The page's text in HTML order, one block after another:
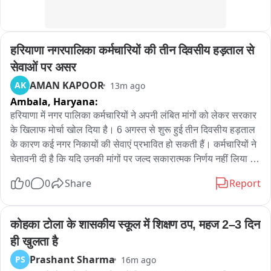
Security officials say the method closely resembles attacks
typically associated with The Resistance Front (TRF), a
Lashkar-linked outfit that relies on locally recruited
operatives and overground workers to execute swift
targeted shootings before blending back into civilian
populations
हरियाणा नगरपालिका कर्मचारियों की तीन दिवसीय हड़ताल से
सेवाओं पर असर
AK AMAN KAPOOR 13m ago
Ambala, Haryana:
हरियाणा में नगर पालिका कर्मचारियों ने अपनी लंबित मांगों को लेकर सरकार
के खिलाफ मोर्चा खोल दिया है। 6 अगस्त से शुरू हुई तीन दिवसीय हड़ताल
के कारण कई नगर निकायों की सेवाएं प्रभावित हो सकती हैं। कर्मचारियों ने
चेतावनी दी है कि यदि उनकी मांगों पर जल्द सकारात्मक निर्णय नहीं लिया
8 अगस्त तक तीन दिवसीय हड़ताल शुरू कर दी है। इस हड़ताल के चलते
कई नगर पालिकाओं और नगर परिषदों में सफाई समेत अन्य नागरिक सेवाएं
प्रभावित होने की आशंका जताई जा रही है। कर्मचारियों की मुख्य मांग है कि
कच्चे कर्मचारियों को नियमित किया जाए और सरकार के साथ हुई 22 मांगों में
0 0 Share Report
कोहका टोला के शासकीय स्कूल में शिक्षण ठप, महज 2–3 दिन
ही खुलता है
PS Prashant Sharma 16m ago